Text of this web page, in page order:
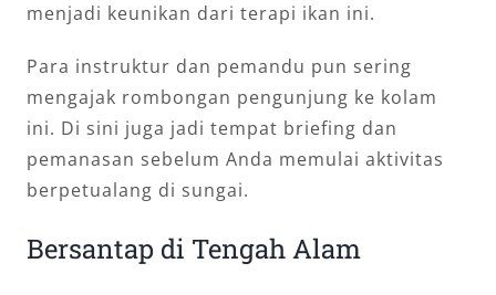
menjadi keunikan dari terapi ikan ini.
Para instruktur dan pemandu pun sering
mengajak rombongan pengunjung ke kolam
ini. Di sini juga jadi tempat briefing dan
pemanasan sebelum Anda memulai aktivitas
berpetualang di sungai.
Bersantap di Tengah Alam